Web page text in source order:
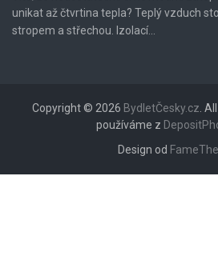
unikat až čtvrtina tepla? Teplý vzduch
stropem a střechou. Izolací...
Copyright © 2026 BydletČesky.cz .
používáme z
Design od